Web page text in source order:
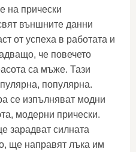
на прически
външните данни
от успеха в работата и
че повечето
са мъже. Тази
популярна.
се изпълняват модни
модерни прически.
зарадват силната
ще направят лъка им